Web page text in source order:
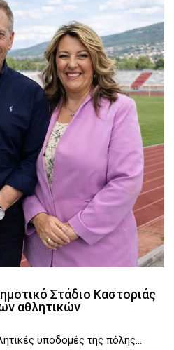
Στάδιο Καστοριάς
αθλητικών
υποδομές της πόλης...